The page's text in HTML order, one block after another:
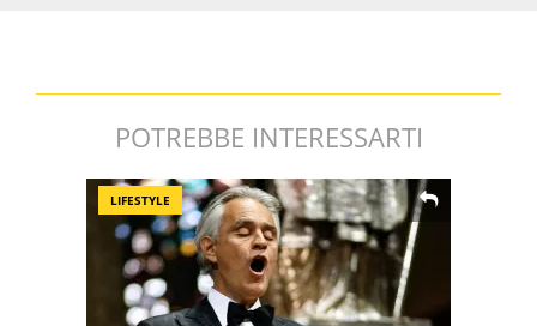
POTREBBE INTERESSARTI
LIFESTYLE